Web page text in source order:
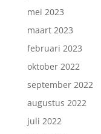
mei 2023
maart 2023
februari 2023
oktober 2022
september 2022
augustus 2022
juli 2022